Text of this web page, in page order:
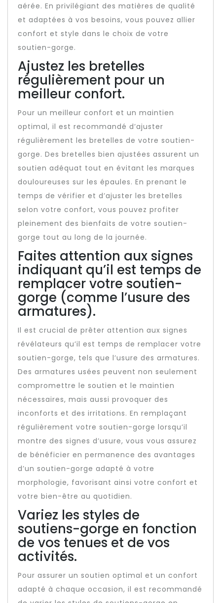
aérée. En privilégiant des matières de qualité
et adaptées à vos besoins, vous pouvez allier
confort et style dans le choix de votre
soutien-gorge.
Ajustez les bretelles
régulièrement pour un
meilleur confort.
Pour un meilleur confort et un maintien
optimal, il est recommandé d’ajuster
régulièrement les bretelles de votre soutien-
gorge. Des bretelles bien ajustées assurent un
soutien adéquat tout en évitant les marques
douloureuses sur les épaules. En prenant le
temps de vérifier et d’ajuster les bretelles
selon votre confort, vous pouvez profiter
pleinement des bienfaits de votre soutien-
gorge tout au long de la journée.
Faites attention aux signes
indiquant qu’il est temps de
remplacer votre soutien-
gorge (comme l’usure des
armatures).
Il est crucial de prêter attention aux signes
révélateurs qu’il est temps de remplacer votre
soutien-gorge, tels que l’usure des armatures.
Des armatures usées peuvent non seulement
compromettre le soutien et le maintien
nécessaires, mais aussi provoquer des
inconforts et des irritations. En remplaçant
régulièrement votre soutien-gorge lorsqu’il
montre des signes d’usure, vous vous assurez
de bénéficier en permanence des avantages
d’un soutien-gorge adapté à votre
morphologie, favorisant ainsi votre confort et
votre bien-être au quotidien.
Variez les styles de
soutiens-gorge en fonction
de vos tenues et de vos
activités.
Pour assurer un soutien optimal et un confort
adapté à chaque occasion, il est recommandé